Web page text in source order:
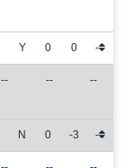
Y 0 0 -
-- -- --
N 0 -3 -